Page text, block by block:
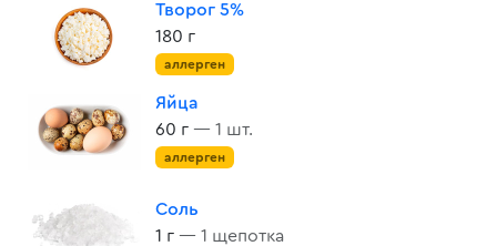
Творог 5%
180 г
аллерген
Яйца
60 г — 1 шт.
аллерген
Соль
1 г — 1 щепотка